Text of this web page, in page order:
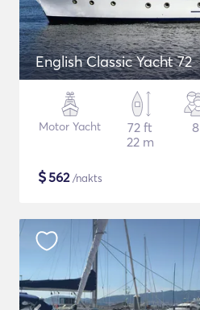
English Classic Yacht 72
Motor Yacht
72 ft
22 m
8
$562/nakts